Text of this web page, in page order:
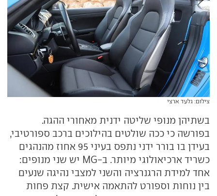
צילום: גלעד ארצי
בשתיהן מנופי שליטה ידנית מאחורי ההגה.
בפורשה כי ככה שולטים בהילוכים ברכב ספורטיבי,
בעידן בו בורר ידני נתפס בעיני 95 אחוז מהנהגים
כשריד ארכיאולוגי מיותר. ב-MG יש שני מנופים:
אחד למידת הרגנרציה והשני למצבי נהיגה שנעים
בין נוחות וספורט להתאמה אישית. קצת פחות